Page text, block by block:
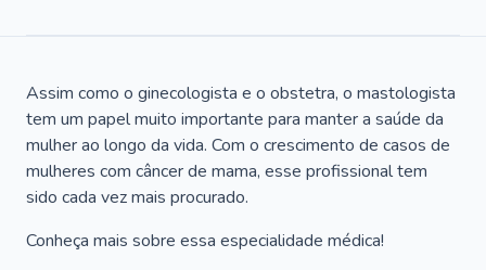
Assim como o ginecologista e o obstetra, o mastologista
tem um papel muito importante para manter a saúde da
mulher ao longo da vida. Com o crescimento de casos de
mulheres com câncer de mama, esse profissional tem
sido cada vez mais procurado.
Conheça mais sobre essa especialidade médica!